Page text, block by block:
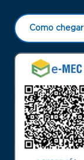
Como chegar